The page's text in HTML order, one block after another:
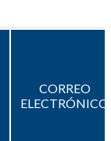
CORREO
ELECTRÓNICO